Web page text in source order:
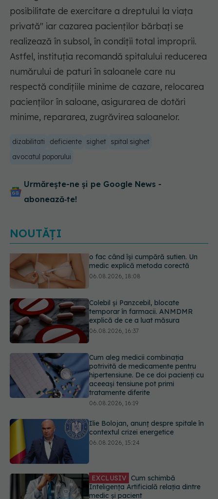
posibilitate de exercitare a dreptului la viaţa
privată" iar cazarea pacienţilor bărbaţi se
realizează în subsol, în condiţii total improprii.
Astfel, instituţia recomandă spitalului reducerea
numărului de paturi în saloanele care nu
respectă condiţiile minime de cazare, relocarea
pacienţilor în saloane, asigurarea de dotări
minime, repararea, zugrăvirea saloanelor.
dizabilitati deficiente sighet spital sighet
avocatul poporului
Urmărește-ne și pe Google News -
abonează‑te!
NOUTĂȚI
Colebil și Panzcebil, blocate
temporar în farmacii. ANMDMR
Cum aleg medicii combinația
potrivită de medicamente pentru
tratamente diferite
06.08.2026, 16:19
Ilie Bolojan, anunț despre spitale în
contextul crizei energetice
06.08.2026, 15:24
EXCLUSIV Cum schimbă
06.08.2026, 14:34